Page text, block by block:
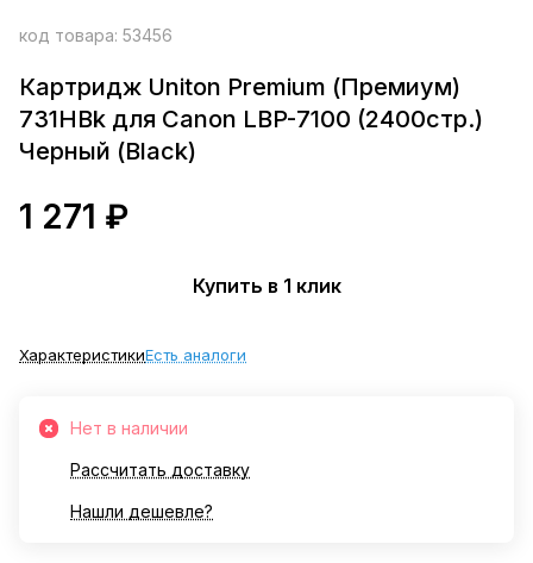
код товара: 53456
Картридж Uniton Premium (Премиум)
731HBk для Canon LBP-7100 (2400стр.)
Черный (Black)
1 271 ₽
Купить в 1 клик
ХарактеристикиЕсть аналоги
Нет в наличии
Рассчитать доставку
Нашли дешевле?